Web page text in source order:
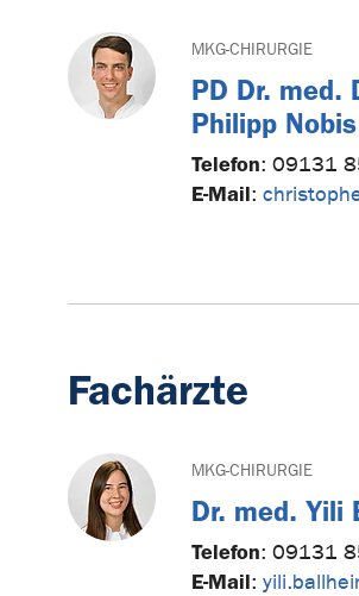
MKG-CHIRURGIE
PD Dr. med.
Philipp Nobis
Telefon: 09131
E-Mail:
Fachärzte
MKG-CHIRURGIE
Dr. med. Yili
Telefon: 09131
E-Mail: